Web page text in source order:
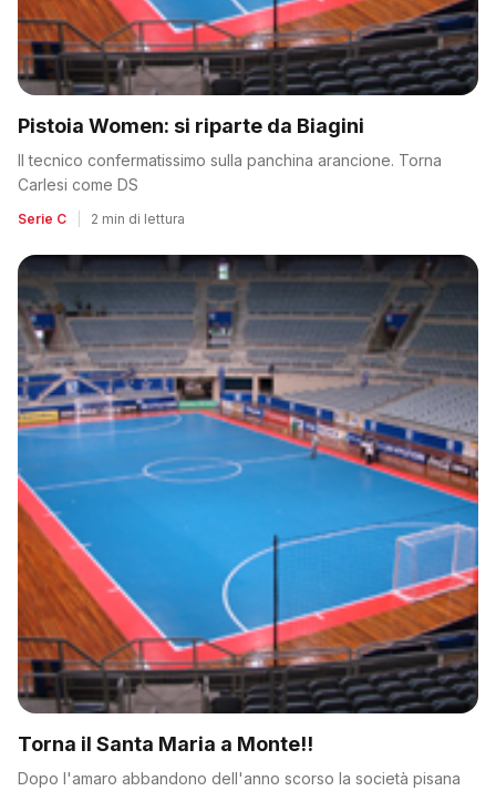
Pistoia Women: si riparte da Biagini
Il tecnico confermatissimo sulla panchina arancione. Torna
Carlesi come DS
Serie C 2 min di lettura
Torna il Santa Maria a Monte!!
Dopo l'amaro abbandono dell'anno scorso la società pisana